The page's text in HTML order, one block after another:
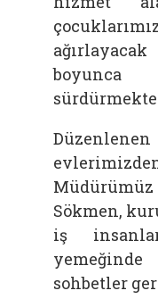
boyunca
Sökmen,
iş
sohbetler